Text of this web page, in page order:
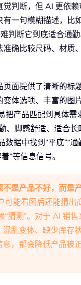
觉判断，但 AI 更依
一句模糊描述，比
判断它到底适合通
准确比较尺码、材质
页面提供了清晰的标
变体选项、丰富的图
把产品匹配到具体需
、脚感舒适、适合长
据中找到“平底”“通
”等信息信号。
是产品不好，而是
可能看图后还能猜出
“猜测”。对于 AI 销
乱变体、缺少库存
，都会降低产品被